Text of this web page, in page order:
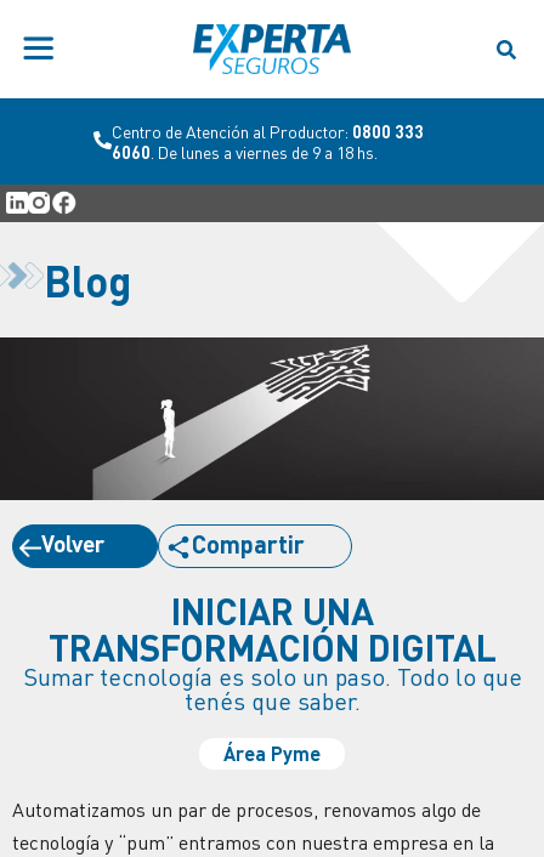
Centro de Atención al Productor: 0800 333
6060 . De lunes a viernes de 9 a 18 hs.
Blog
Volver Compartir
INICIAR UNA
TRANSFORMACIÓN DIGITAL
Sumar tecnología es solo un paso. Todo lo que
tenés que saber.
Área Pyme
Automatizamos un par de procesos, renovamos algo de
tecnología y “pum” entramos con nuestra empresa en la